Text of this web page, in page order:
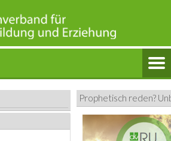
Prophetisch reden?